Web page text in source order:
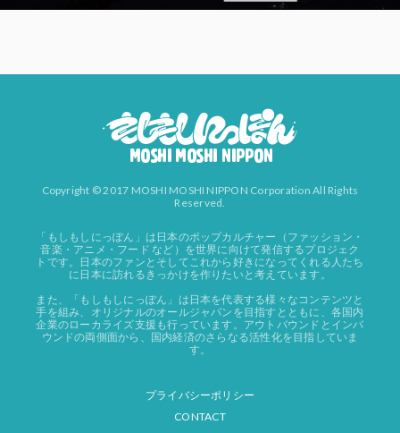
Copyright © 2017 MOSHI MOSHI NIPPON Corporation All Rights
Reserved.
「もしもしにっぽん」は日本のポップカルチャー（ファッション・
音楽・アニメ・フード など）を世界に向けて発信するプロジェク
トです。日本のファンとそしてこれから好きになってくれる人たち
に日本に訪れるきっかけを作りたいと考えています。
また、「もしもしにっぽん」は日本を代表する様々なコンテンツと
手を組み、オリジナルのオールジャパンを目指すとともに、各国内
企業のローカライズ支援も行っています。アウトバウンドとインバ
ウンドの両側面から、国内経済のさらなる活性化を目指していま
す。
プライバシーポリシー
CONTACT